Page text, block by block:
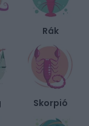
Rák
Skorpió